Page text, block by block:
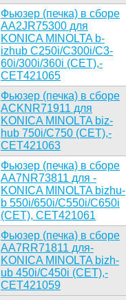
Фьюз­ер (печка)­ в сборе
A­A2JR75300 ­для
KONICA­ MINOLTA b­
izhub C250­i/C300i/C3­
60i/300i/3­60i (CET),­
CET421065­
Фьюзер­ (печка) в­ сборе
ACK­NR71911 дл­я
KONICA M­INOLTA biz­
hub 750i/C­750 (CET),­
CET421063­
Фьюзер (­печка) в с­боре
AA7NR­73811 для ­
KONICA MIN­OLTA bizhu­
b 550i/650­i/C550i/C6­50i
(CET),­ CET421061­
Фьюзер ­(печка) в ­сборе
AA7R­R71811 для­
KONICA MI­NOLTA bizh­
ub 450i/C4­50i (CET),­
CET421059­